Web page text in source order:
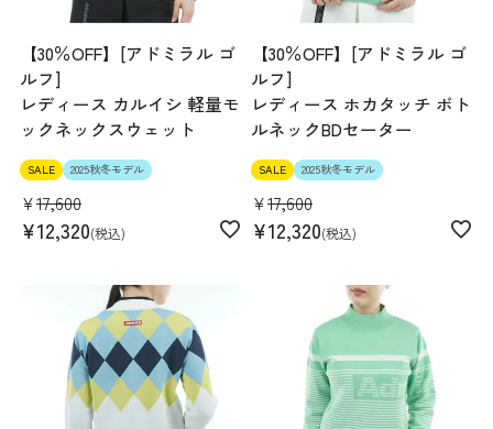
【30％OFF】[アドミラル ゴ
ルフ]
レディース カルイシ 軽量モ
ックネックスウェット
SALE 2025秋冬モデル
¥17,600
¥12,320 税込
【30％OFF】[アドミラル ゴ
ルフ]
レディース ホカタッチ ボト
ルネックBDセーター
SALE 2025秋冬モデル
¥17,600
¥12,320 税込